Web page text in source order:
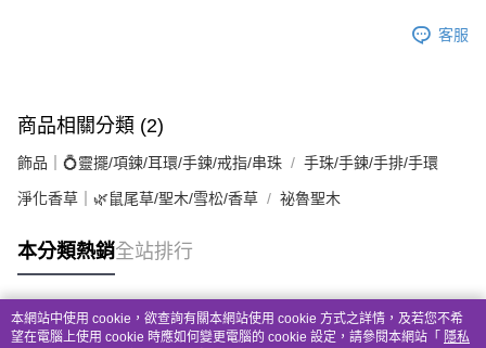
客服
商品相關分類 (2)
飾品｜💍靈擺/項鍊/耳環/手鍊/戒指/串珠 手珠/手鍊/手排/手環
淨化香草｜🌿鼠尾草/聖木/雪松/香草 祕魯聖木
本分類熱銷全站排行
熱門標籤
本網站中使用 cookie，欲查詢有關本網站使用 cookie 方式之詳情，及若您不希
望在電腦上使用 cookie 時應如何變更電腦的 cookie 設定，請參閱本網站「 隱私